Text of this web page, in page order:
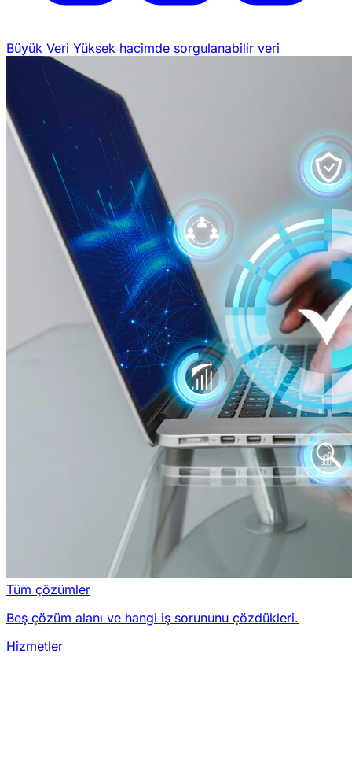
Büyük Veri Yüksek hacimde sorgulanabilir veri
Tüm çözümler
Beş çözüm alanı ve hangi iş sorununu çözdükleri.
Hizmetler